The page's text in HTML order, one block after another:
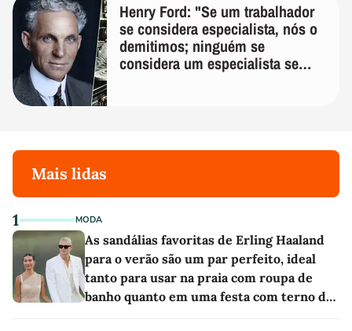
Henry Ford: "Se um trabalhador
se considera especialista, nós o
demitimos; ninguém se
considera um especialista se
Mais lidas
1 MODA
As sandálias favoritas de Erling Haaland
para o verão são um par perfeito, ideal
tanto para usar na praia com roupa de
banho quanto em uma festa com terno de